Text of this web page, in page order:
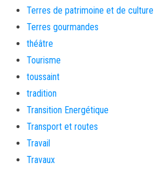
Terres de patrimoine et de culture
Terres gourmandes
théâtre
Tourisme
toussaint
tradition
Transition Energétique
Transport et routes
Travail
Travaux